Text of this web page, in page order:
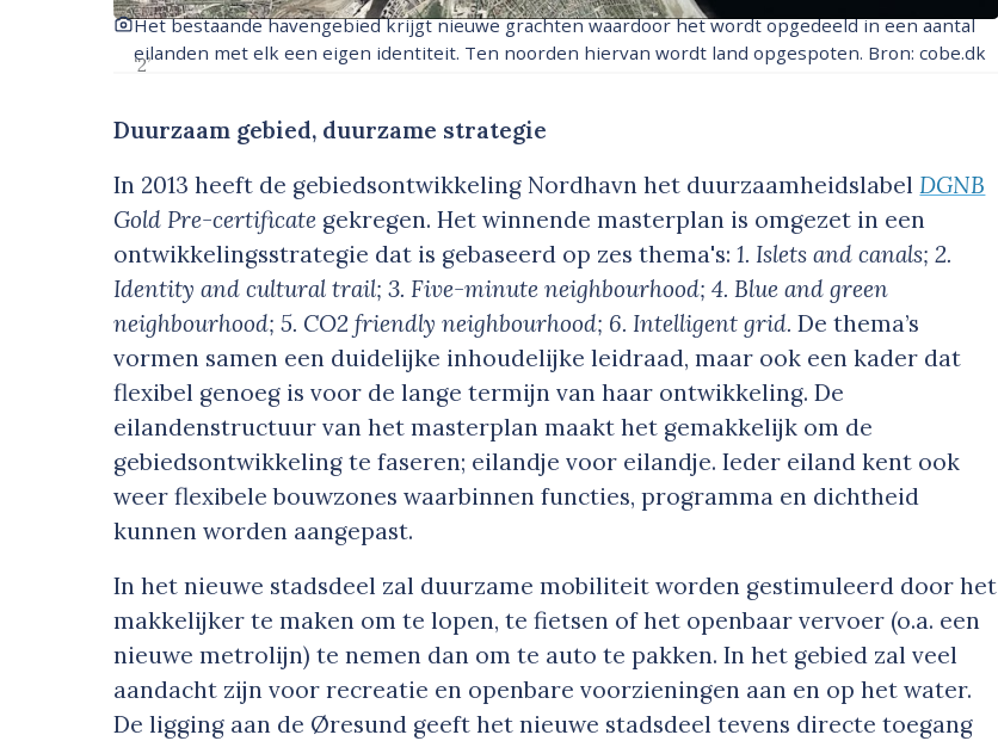
Het bestaande havengebied krijgt nieuwe grachten waardoor het wordt opgedeeld in een aantal
eilanden met elk een eigen identiteit. Ten noorden hiervan wordt land opgespoten. Bron: cobe.dk
‘2’
Duurzaam gebied, duurzame strategie
In 2013 heeft de gebiedsontwikkeling Nordhavn het duurzaamheidslabelDGNB
Gold Pre-certificate gekregen. Het winnende masterplan is omgezet in een
ontwikkelingsstrategie dat is gebaseerd op zes thema's:1.Islets and canals; 2.
Identity and cultural trail; 3. Five-minute neighbourhood; 4.Blue and green
neighbourhood; 5. CO2 friendly neighbourhood; 6. Intelligent grid.De thema’s
vormen samen een duidelijke inhoudelijke leidraad, maar ook een kader dat
flexibel genoeg is voor de lange termijn van haar ontwikkeling. De
eilandenstructuur van het masterplan maakt het gemakkelijk om de
gebiedsontwikkeling te faseren; eilandje voor eilandje. Ieder eiland kent ook
weer flexibele bouwzones waarbinnen functies, programma en dichtheid
kunnen worden aangepast.
In het nieuwe stadsdeel zal duurzame mobiliteit worden gestimuleerd door het
makkelijker te maken om te lopen, te fietsen of het openbaar vervoer (o.a. een
nieuwe metrolijn) te nemen dan om te auto te pakken. In het gebied zal veel
aandacht zijn voor recreatie en openbare voorzieningen aan en op het water.
De ligging aan de Øresund geeft het nieuwe stadsdeel tevens directe toegang